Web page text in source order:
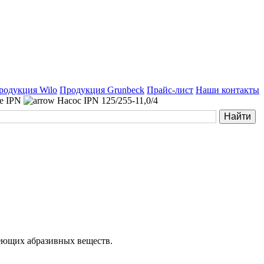
Wilo Продукция Grunbeck Прайс-лист Наши контакты
IPN Насос IPN 125/255-11,0/4
абразивных веществ.